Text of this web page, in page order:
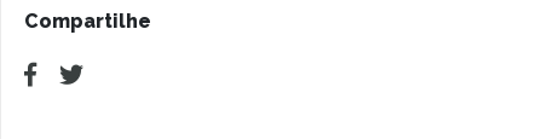
Compartilhe